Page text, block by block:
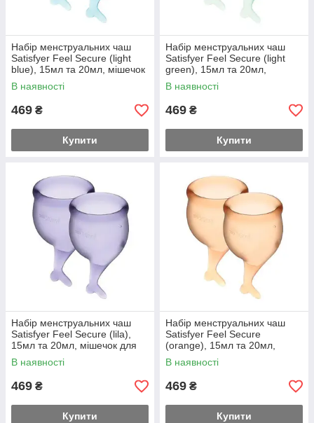
Набір менструальних чаш
Satisfyer Feel Secure (light
blue), 15мл та 20мл, мішечок
для зберігання Feromon
В наявності
469 ₴
Купити
Набір менструальних чаш
Satisfyer Feel Secure (light
green), 15мл та 20мл,
мішечок для зберігання
Feromon
В наявності
469 ₴
Купити
Набір менструальних чаш
Satisfyer Feel Secure (lila),
15мл та 20мл, мішечок для
зберігання Feromon
В наявності
469 ₴
Купити
Набір менструальних чаш
Satisfyer Feel Secure
(orange), 15мл та 20мл,
мішечок для зберігання
Feromon
В наявності
469 ₴
Купити